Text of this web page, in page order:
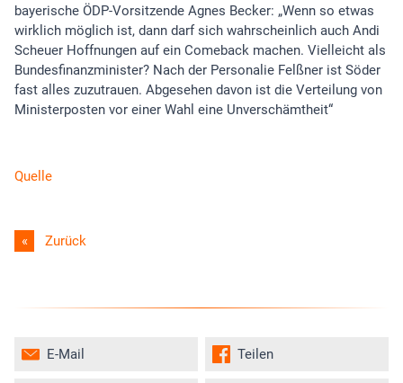
bayerische ÖDP-Vorsitzende Agnes Becker: „Wenn so etwas
wirklich möglich ist, dann darf sich wahrscheinlich auch Andi
Scheuer Hoffnungen auf ein Comeback machen. Vielleicht als
Bundesfinanzminister? Nach der Personalie Felßner ist Söder
fast alles zuzutrauen. Abgesehen davon ist die Verteilung von
Ministerposten vor einer Wahl eine Unverschämtheit“
Quelle
Zurück
Teilen
E-Mail